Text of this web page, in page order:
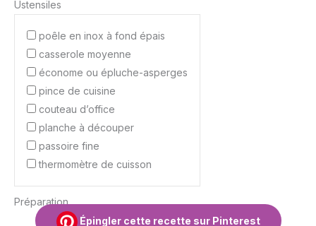
Ustensiles
poêle en inox à fond épais
casserole moyenne
économe ou épluche-asperges
pince de cuisine
couteau d’office
planche à découper
passoire fine
thermomètre de cuisson
Préparation
Épingler cette recette sur Pinterest